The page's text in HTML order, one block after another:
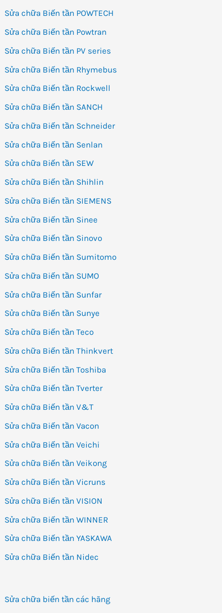
Sửa chữa Biến tần POWTECH
Sửa chữa Biến tần Powtran
Sửa chữa Biến tần PV series
Sửa chữa Biến tần Rhymebus
Sửa chữa Biến tần Rockwell
Sửa chữa Biến tần SANCH
Sửa chữa Biến tần Schneider
Sửa chữa Biến tần Senlan
Sửa chữa Biến tần SEW
Sửa chữa Biến tần Shihlin
Sửa chữa Biến tần SIEMENS
Sửa chữa Biến tần Sinee
Sửa chữa Biến tần Sinovo
Sửa chữa Biến tần Sumitomo
Sửa chữa Biến tần SUMO
Sửa chữa Biến tần Sunfar
Sửa chữa Biến tần Sunye
Sửa chữa Biến tần Teco
Sửa chữa Biến tần Thinkvert
Sửa chữa Biến tần Toshiba
Sửa chữa Biến tần Tverter
Sửa chữa Biến tần V&T
Sửa chữa Biến tần Vacon
Sửa chữa Biến tần Veichi
Sửa chữa Biến tần Veikong
Sửa chữa Biến tần Vicruns
Sửa chữa Biến tần VISION
Sửa chữa Biến tần WINNER
Sửa chữa Biến tần YASKAWA
Sửa chữa Biến tần Nidec
Sửa chữa biến tần các hãng